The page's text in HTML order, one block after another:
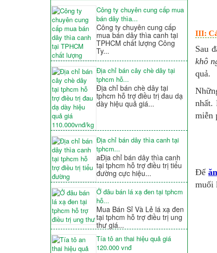
Công ty chuyên cung cấp mua
bán dây thìa...
Công ty chuyên cung cấp
mua bán dây thìa canh tại
TPHCM chất lượng Công
Ty...
Địa chỉ bán cây chè dây tại
tphcm hỗ...
Địa chỉ bán chè dây tại
tphcm hỗ trợ điều trị đau dạ
dày hiệu quả giá...
Địa chỉ bán dây thìa canh tại
tphcm...
aĐịa chỉ bán dây thìa canh
tại tphcm hỗ trợ điều trị tiểu
đường cực hiệu...
Ở đâu bán lá xạ đen tại tphcm
hỗ...
Mua Bán Sỉ Và Lẻ lá xạ đen
tại tphcm hỗ trợ điều trị ung
thư giá...
Tía tô an thai hiệu quả giá
120.000 vnđ
III:
Sau
khô
quả.
nhất.
miễn
Để
muối